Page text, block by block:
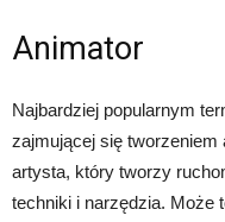
Animator
Najbardziej popularnym
zajmującej się tworzeniem
artysta, który tworzy
techniki i narzędzia. Może